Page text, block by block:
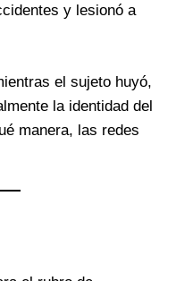
y lesionó a
el sujeto huyó,
la identidad del
manera, las redes